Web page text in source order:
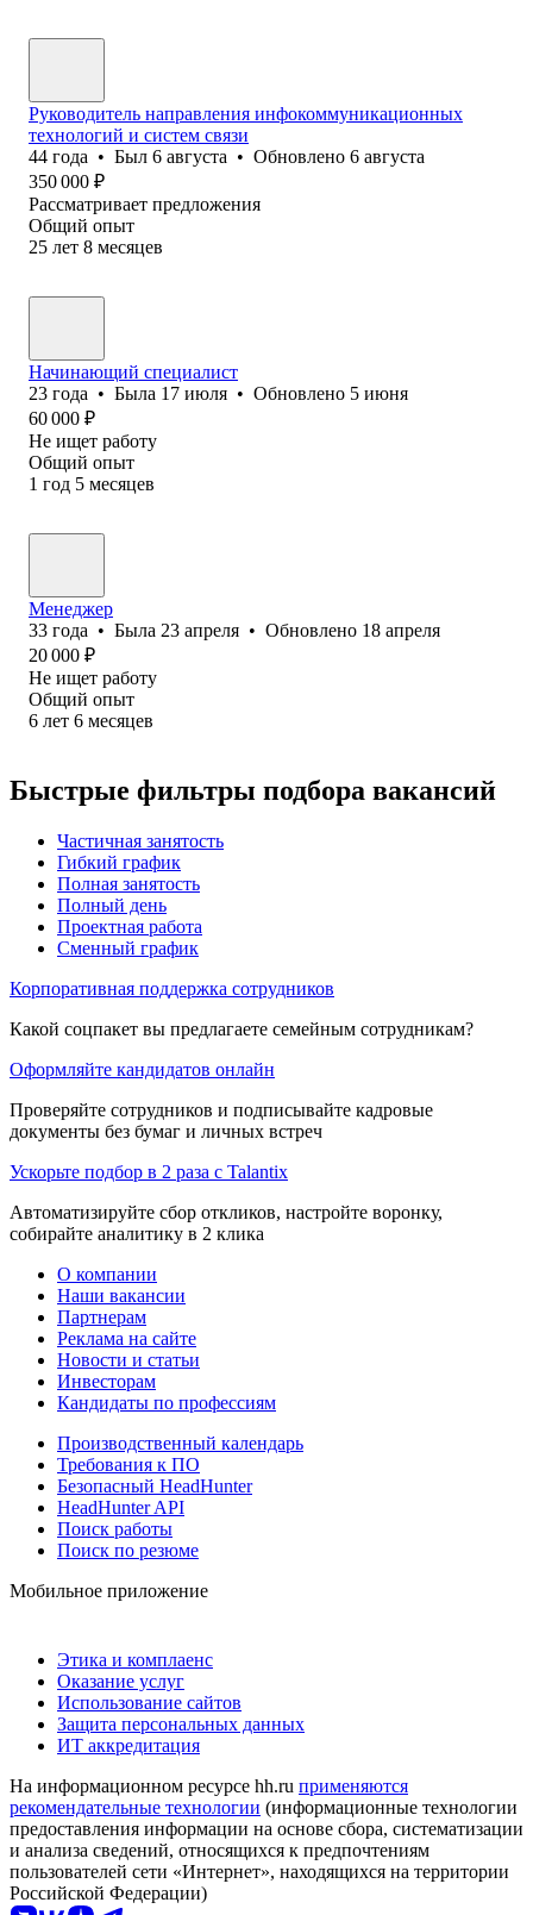
Руководитель направления инфокоммуникационных
технологий и систем связи
44 года • Был 6 августа • Обновлено 6 августа
350 000 ₽
Рассматривает предложения
Общий опыт
25 лет 8 месяцев
Начинающий специалист
23 года • Была 17 июля • Обновлено 5 июня
60 000 ₽
Не ищет работу
Общий опыт
1 год 5 месяцев
Менеджер
33 года • Была 23 апреля • Обновлено 18 апреля
20 000 ₽
Не ищет работу
Общий опыт
6 лет 6 месяцев
Быстрые фильтры подбора вакансий
Частичная занятость
Гибкий график
Полная занятость
Полный день
Проектная работа
Сменный график
Корпоративная поддержка сотрудников
Какой соцпакет вы предлагаете семейным сотрудникам?
Оформляйте кандидатов онлайн
Проверяйте сотрудников и подписывайте кадровые
документы без бумаг и личных встреч
Ускорьте подбор в 2 раза с Talantix
Автоматизируйте сбор откликов, настройте воронку,
собирайте аналитику в 2 клика
О компании
Наши вакансии
Партнерам
Реклама на сайте
Новости и статьи
Инвесторам
Кандидаты по профессиям
Производственный календарь
Требования к ПО
Безопасный HeadHunter
HeadHunter API
Поиск работы
Поиск по резюме
Мобильное приложение
Этика и комплаенс
Оказание услуг
Использование сайтов
Защита персональных данных
ИТ аккредитация
На информационном ресурсе hh.ru применяются
рекомендательные технологии (информационные технологии
предоставления информации на основе сбора, систематизации
и анализа сведений, относящихся к предпочтениям
пользователей сети «Интернет», находящихся на территории
Российской Федерации)